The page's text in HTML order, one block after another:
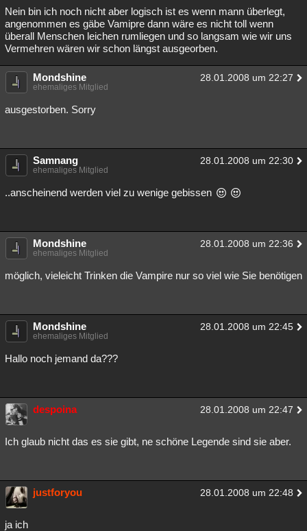
Nein bin ich noch nicht aber logisch ist es wenn mann überlegt,
angenommen es gäbe Vamipre dann wäre es nicht toll wenn
überall Menschen leichen rumliegen und so langsam wie wir uns
Vermehren wären wir schon längst ausgeorben.
Mondshine 28.01.2008 um 22:27
ehemaliges Mitglied
ausgestorben. Sorry
Samnang 28.01.2008 um 22:30
ehemaliges Mitglied
..anscheinend werden viel zu wenige gebissen
Mondshine 28.01.2008 um 22:36
ehemaliges Mitglied
möglich, vieleicht Trinken die Vampire nur so viel wie Sie benötigen
Mondshine 28.01.2008 um 22:45
ehemaliges Mitglied
Hallo noch jemand da???
despoina 28.01.2008 um 22:47
Ich glaub nicht das es sie gibt, ne schöne Legende sind sie aber.
justforyou 28.01.2008 um 22:48
ja ich